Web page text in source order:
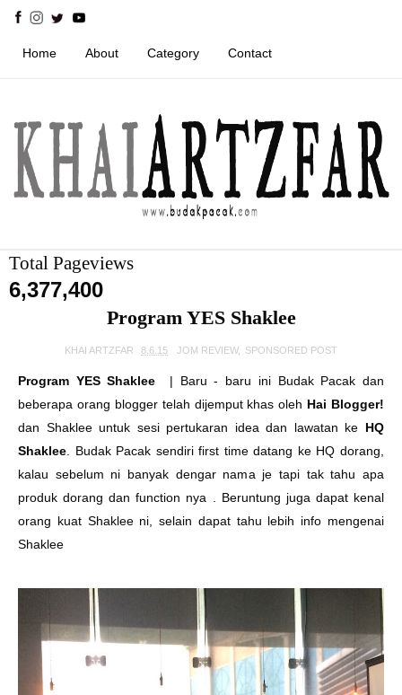
Home About Category Contact
Total Pageviews
6,377,400
Program YES Shaklee
KHAI ARTZFAR 8.6.15 JOM REVIEW, SPONSORED POST
Program YES Shaklee | Baru - baru ini Budak Pacak dan
beberapa orang blogger telah dijemput khas oleh Hai Blogger!
dan Shaklee untuk sesi pertukaran idea dan lawatan ke HQ
Shaklee . Budak Pacak sendiri first time datang ke HQ dorang,
kalau sebelum ni banyak dengar nama je tapi tak tahu apa
produk dorang dan function nya . Beruntung juga dapat kenal
orang kuat Shaklee ni, selain dapat tahu lebih info mengenai
Shaklee